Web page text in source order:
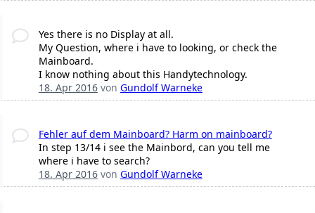
Yes there is no Display at all.
My Question, where i have to looking, or check the
Mainboard.
I know nothing about this Handytechnology.
18. Apr 2016von Gundolf Warneke
Fehler auf dem Mainboard? Harm on mainboard?
In step 13/14 i see the Mainbord, can you tell me
where i have to search?
18. Apr 2016von Gundolf Warneke